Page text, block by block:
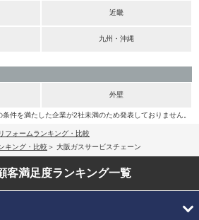
近畿
九州・沖縄
外壁
件を満たした企業が2社未満のため発表しておりません。
リフォームランキング・比較
キング・比較
大阪ガスサービスチェーン
客満足度ランキング一覧